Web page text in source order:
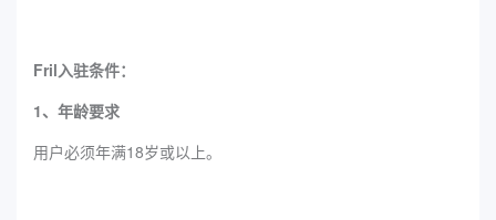
Fril入驻条件：
1、年龄要求
用户必须年满18岁或以上。